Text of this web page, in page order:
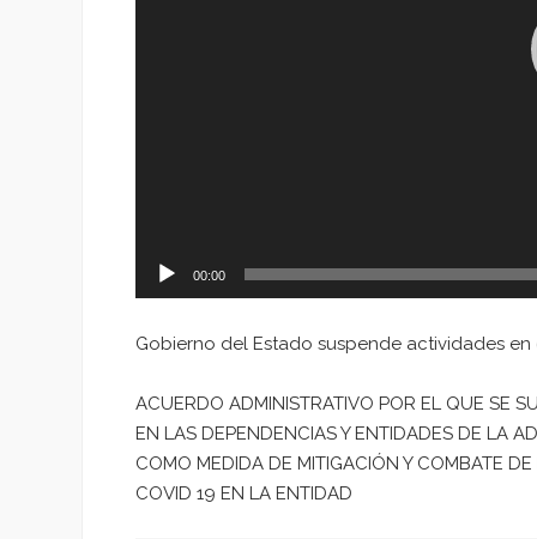
00:00
Gobierno del Estado suspende actividades
ACUERDO ADMINISTRATIVO POR EL QUE SE
EN LAS DEPENDENCIAS Y ENTIDADES DE LA
COMO MEDIDA DE MITIGACIÓN Y COMBATE
COVID 19 EN LA ENTIDAD